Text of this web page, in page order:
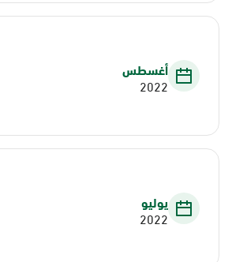
أغسطس
2022
يوليو
2022